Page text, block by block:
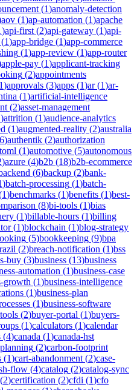
(1)anomaly-detection
aov (1)ap-automation (1)apache
)api-first (2)api-gateway (1)api-
(1)app-bridge (1)app-commerce
(1)app-review (1)app-router
apple-pay (1)applicant-tracking
(2)appointments
1)approvals (3)apps (1)ar(1)ar-
(1)artificial-intelligence
(2)asset-management
)attrition (1)audience-analytics
(1)augmented-reality (2)australia
6)authentik (2)authorization
(1)automotive (5)autonomous
)azure (4)b2b (18)b2b-ecommerce
(6)backup (2)bank-
)batch-processing (1)batch-
1)benchmarks (1)benefits (1)best-
(8)bi-tools (1)bias
(1)billable-hours (1)billing
(1)blockchain (1)blog-strategy
(5)bookkeeping (9)bpa
(2)breach-notification (1)bss
buy (3)business (13)business
automation (1)business-case
growth (1)business-intelligence
(1)business-plan
(1)business-software
(2)buyer-portal (1)buyers-
(1)calculators (1)calendar
(4)canada (1)canada-hst
(2)carbon-footprint
(1)cart-abandonment (2)case-
flow (4)catalog (2)catalog-sync
(2)certification (2)cfdi (1)cfo